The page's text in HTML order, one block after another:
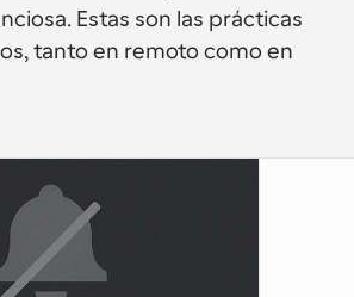
Estas son las prácticas
tanto en remoto como en